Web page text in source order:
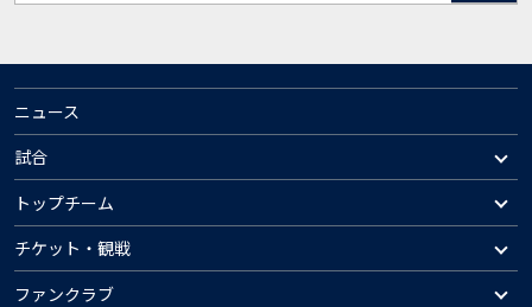
ニュース
試合
トップチーム
チケット・観戦
ファンクラブ